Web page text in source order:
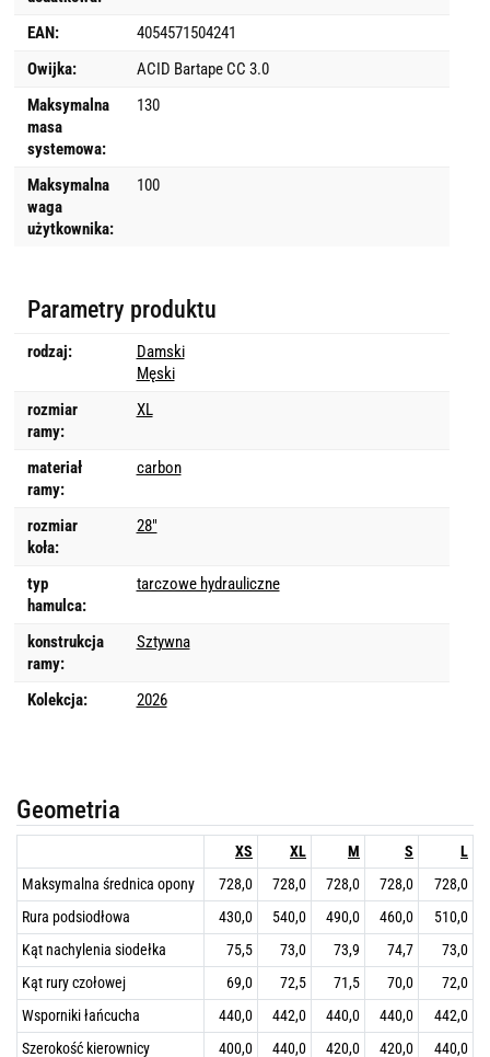
EAN:
4054571504241
Owijka:
ACID Bartape CC 3.0
Maksymalna
masa
systemowa:
130
Maksymalna
waga
użytkownika:
100
Parametry produktu
rodzaj:
Damski
Męski
rozmiar
ramy:
XL
materiał
ramy:
carbon
rozmiar
koła:
28"
typ
hamulca:
tarczowe hydrauliczne
konstrukcja
ramy:
Sztywna
Kolekcja: 2026
Geometria
XS XL M S
L
Maksymalna średnica opony
728,0 728,0 728,0 728,0
728,0
Rura podsiodłowa
430,0 540,0 490,0 460,0
510,0
Kąt nachylenia siodełka
75,5 73,0 73,9 74,7
73,0
Kąt rury czołowej
69,0 72,5 71,5 70,0
72,0
Wsporniki łańcucha
440,0 442,0 440,0 440,0
442,0
Szerokość kierownicy
400,0 440,0 420,0 420,0
440,0